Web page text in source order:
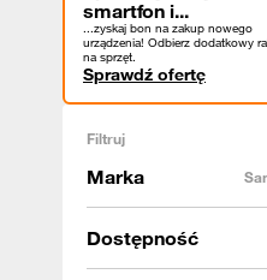
smartfon i...
...zyskaj bon na zakup nowego
urządzenia! Odbierz dodatkowy
na sprzęt.
Sprawdź ofertę
Filtruj
Marka
Dostępność